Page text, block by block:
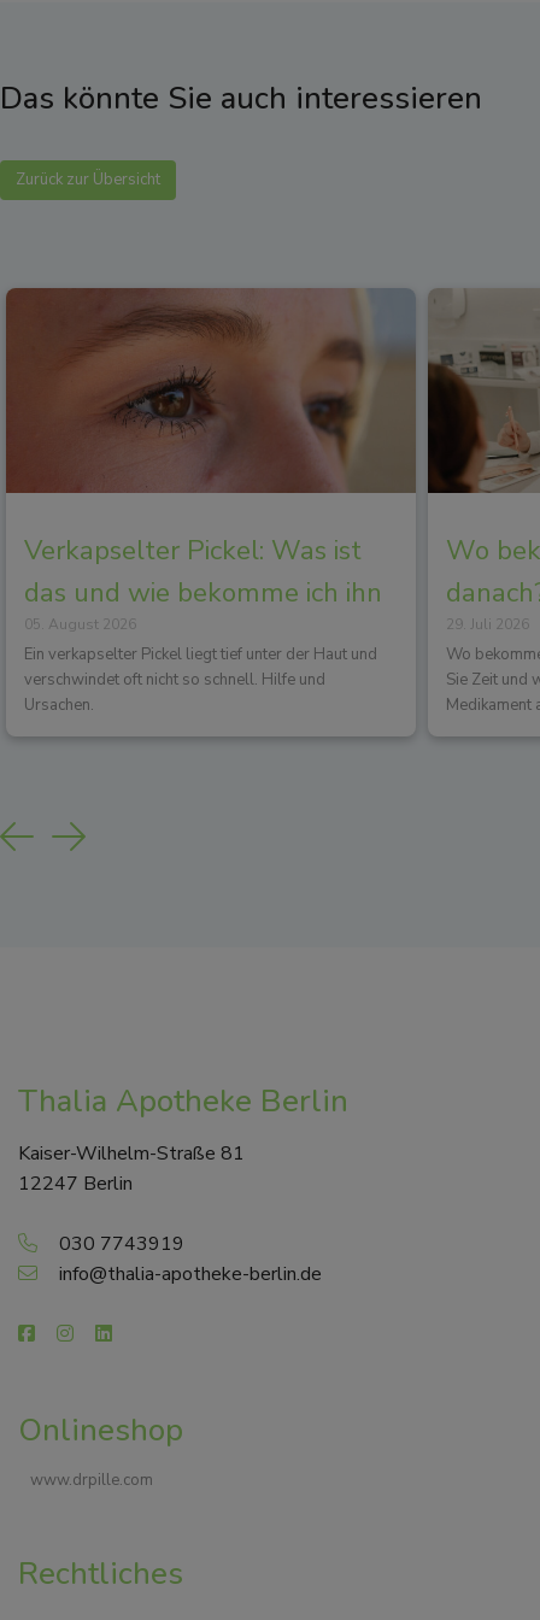
Das könnte Sie auch interessieren
Zurück zur Übersicht
Verkapselter Pickel: Was ist
das und wie bekomme ich ihn
los?
05. August 2026
Ein verkapselter Pickel liegt tief unter der Haut und
verschwindet oft nicht so schnell. Hilfe und
Ursachen.
Wo
29. Juli 2026
Wo
Sie Zeit und
Medikament
Previous
Next
Thalia Apotheke Berlin
Kaiser-Wilhelm-Straße 81
12247 Berlin
030 7743919
info@thalia-apotheke-berlin.de
Onlineshop
www.drpille.com
Rechtliches